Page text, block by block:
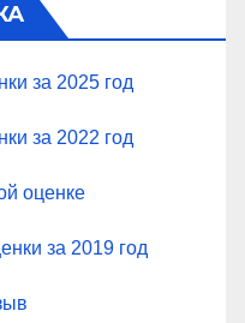
за 2025 год
за 2022 год
оценке
за 2019 год